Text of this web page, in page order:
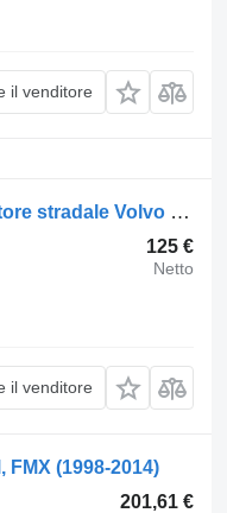
il venditore
Pompa servosterzo SYSTEMTECHNIK GMBH,HERION 5100220 per trattore stradale Volvo FM7-FM12, FM, FMX (1998-2014)
125 €
Netto
il venditore
(1998-2014)
201,61 €